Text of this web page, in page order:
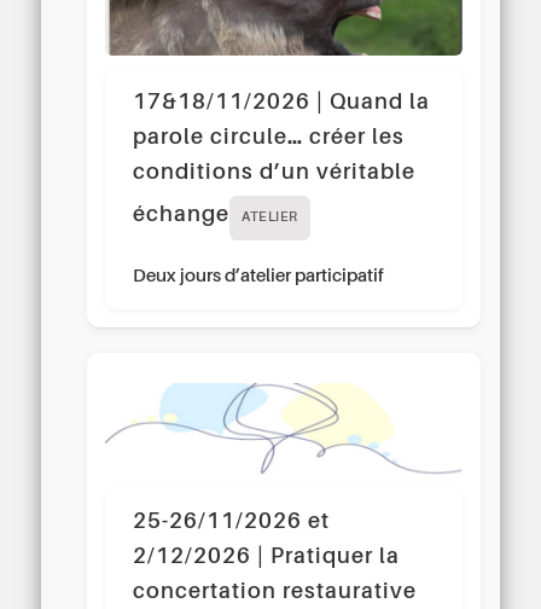
17&18/11/2026 | Quand la
parole circule… créer les
conditions d’un véritable
échange
ATELIER
Deux jours d’atelier participatif
25-26/11/2026 et
2/12/2026 | Pratiquer la
concertation restaurative